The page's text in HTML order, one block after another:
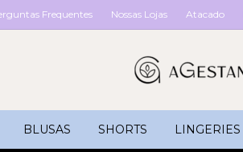
Frequentes Nossas Lojas Atacado
BLUSAS SHORTS LINGERIES